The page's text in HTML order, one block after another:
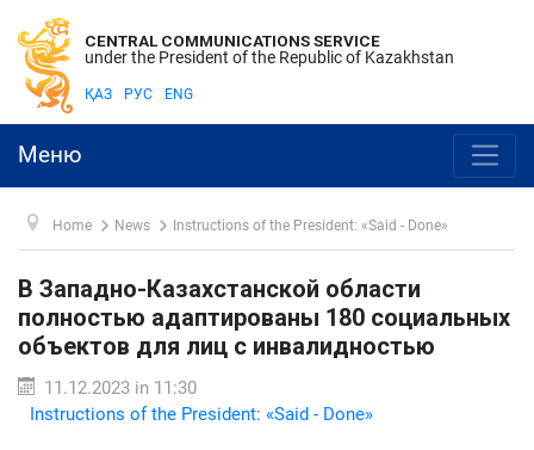
CENTRAL COMMUNICATIONS SERVICE
under the President of the Republic of Kazakhstan
ҚАЗ РУС ENG
Меню
Home News Instructions of the President: «Said - Done»
В Западно-Казахстанской области
полностью адаптированы 180 социальных
объектов для лиц с инвалидностью
11.12.2023 in 11:30
Instructions of the President: «Said - Done»